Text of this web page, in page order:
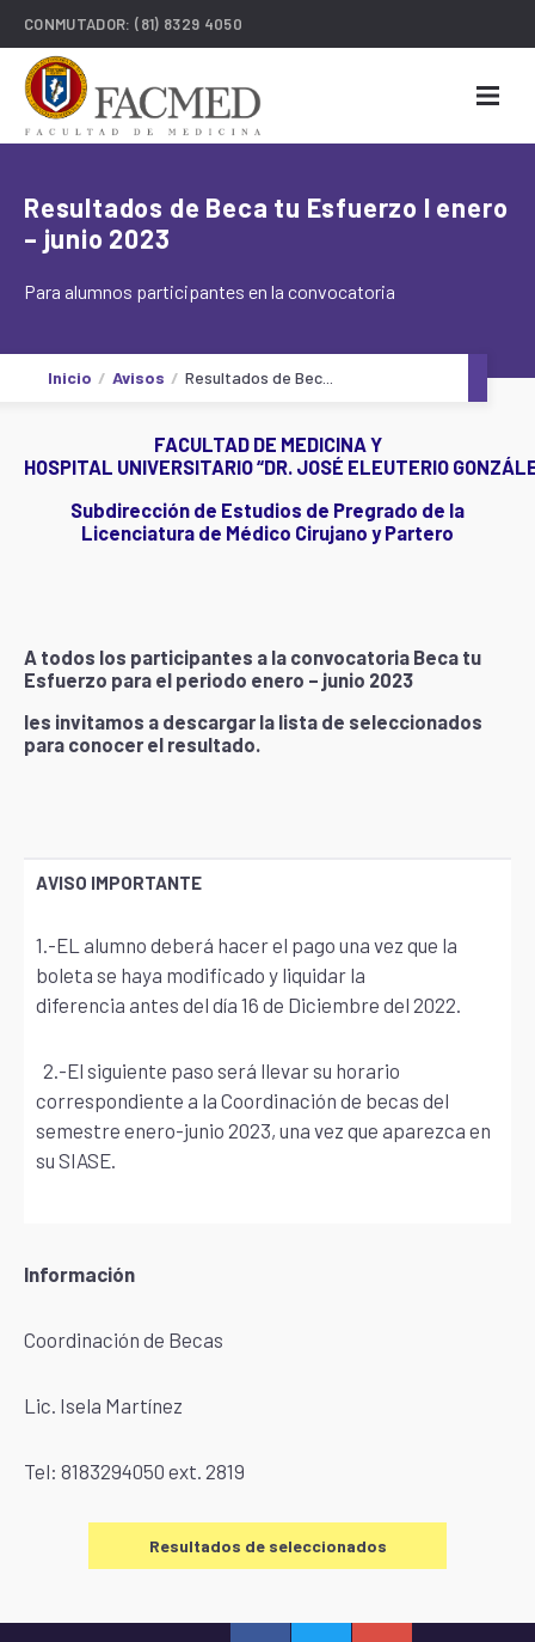
CONMUTADOR:(81) 8329 4050
Resultados de Beca tu Esfuerzo l enero
– junio 2023
Para alumnos participantes en la convocatoria
Inicio Avisos Resultados de Bec...
FACULTAD DE MEDICINA Y
HOSPITAL UNIVERSITARIO “DR. JOSÉ ELEUTERIO
Subdirección de Estudios de Pregrado de la
Licenciatura de Médico Cirujano y Partero
A todos los participantes a la convocatoria Beca tu
Esfuerzo para el periodo enero – junio 2023
les invitamos a descargar la lista de seleccionados
para conocer el resultado.
AVISO IMPORTANTE
1.-EL alumno deberá hacer el pago una vez que la
boleta se haya modificado y liquidar la
diferencia antes del día 16 de Diciembre del 2022.
2.-El siguiente paso será llevar su horario
correspondiente a la Coordinación de becas del
semestre enero-junio 2023, una vez que aparezca en
su SIASE.
Información
Coordinación de Becas
Lic. Isela Martínez
Tel: 8183294050 ext. 2819
Resultados de seleccionados